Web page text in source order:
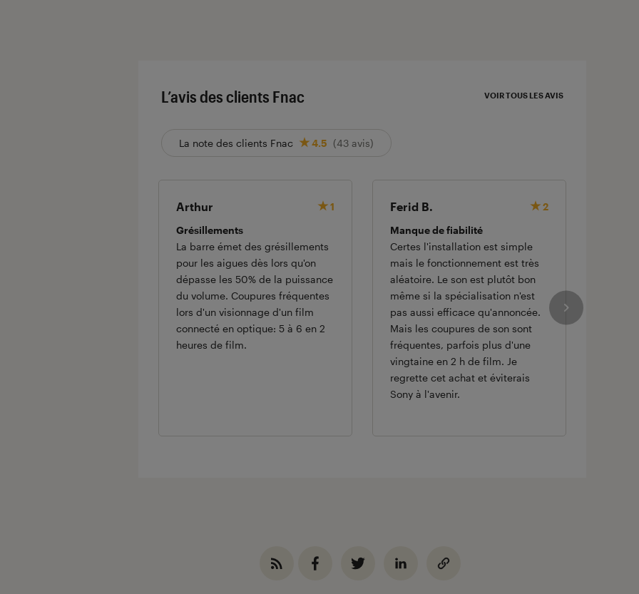
L’avis des clients Fnac VOIR TOUS LES AVIS
La note des clients Fnac 4.5 (43 avis)
Arthur
1
Grésillements
La barre émet des grésillements
pour les aigues dès lors qu'on
dépasse les 50% de la puissance
du volume. Coupures fréquentes
lors d'un visionnage d'un film
connecté en optique: 5 à 6 en 2
heures de film.
Ferid B.
2
Manque de fiabilité
Certes l'installation est simple
mais le fonctionnement est très
aléatoire. Le son est plutôt bon
même si la spécialisation n'est
pas aussi efficace qu'annoncée.
Mais les coupures de son sont
fréquentes, parfois plus d'une
vingtaine en 2 h de film. Je
regrette cet achat et éviterais
Sony à l'avenir.